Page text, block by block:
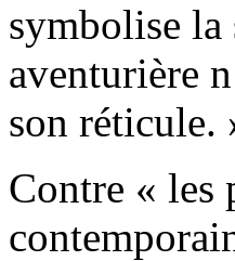
symbolise
aventurière
son réticule.
Contre « les